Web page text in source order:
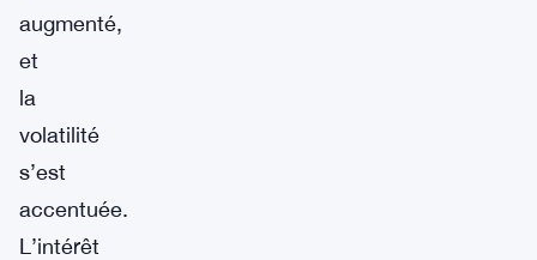
augmenté,
et
la
volatilité
s’est
accentuée.
L’intérêt